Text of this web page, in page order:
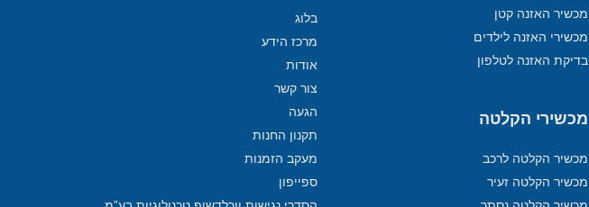
מכשיר האזנה קטן
מכשירי האזנה לילדים
בדיקת האזנה לטלפון
מכשירי הקלטה
מכשיר הקלטה לרכב
מכשיר הקלטה זעיר
בלוג
מרכז הידע
אודות
צור קשר
הגעה
תקנון החנות
מעקב הזמנות
ספייפון